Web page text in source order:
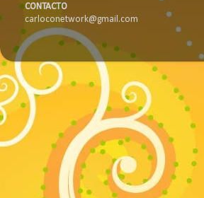
CONTACTO
carloconetwork@gmail.com